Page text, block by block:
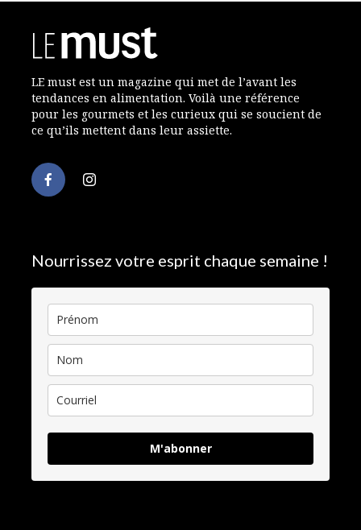
LE must est un magazine qui met de l’avant les
tendances en alimentation. Voilà une référence
pour les gourmets et les curieux qui se soucient de
ce qu’ils mettent dans leur assiette.
Nourrissez votre esprit chaque semaine !
M'abonner